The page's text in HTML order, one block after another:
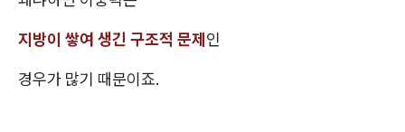
지방이 쌓여 생긴 구조적 문제인
경우가 많기 때문이죠.